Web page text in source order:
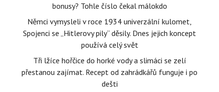
bonusy? Tohle číslo čekal málokdo
Němci vymysleli v roce 1934 univerzální kulomet,
Spojenci se „Hitlerovy pily“ děsily. Dnes jejich koncept
používá celý svět
Tři lžíce hořčice do horké vody a slimáci se zelí
přestanou zajímat. Recept od zahrádkářů funguje i po
dešti